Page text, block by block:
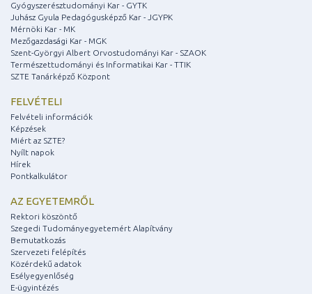
Gyógyszerésztudományi Kar - GYTK
Juhász Gyula Pedagógusképző Kar - JGYPK
Mérnöki Kar - MK
Mezőgazdasági Kar - MGK
Szent-Györgyi Albert Orvostudományi Kar - SZAOK
Természettudományi és Informatikai Kar - TTIK
SZTE Tanárképző Központ
FELVÉTELI
Felvételi információk
Képzések
Miért az SZTE?
Nyílt napok
Hírek
Pontkalkulátor
AZ EGYETEMRŐL
Rektori köszöntő
Szegedi Tudományegyetemért Alapítvány
Bemutatkozás
Szervezeti felépítés
Közérdekű adatok
Esélyegyenlőség
E-ügyintézés